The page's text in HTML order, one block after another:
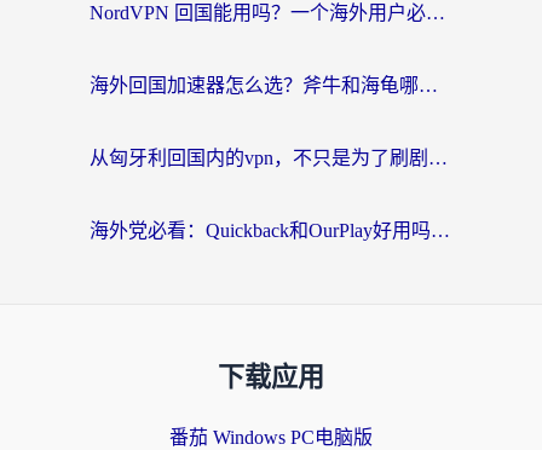
NordVPN 回国能用吗？一个海外用户必须面对的真实困境
海外回国加速器怎么选？斧牛和海龟哪个好？一篇帮你避开坑的实用指南
从匈牙利回国内的vpn，不只是为了刷剧那么简单
海外党必看：Quickback和OurPlay好用吗？3分钟选对回国加速器，无缝刷剧玩游戏
下载应用
番茄 Windows PC电脑版